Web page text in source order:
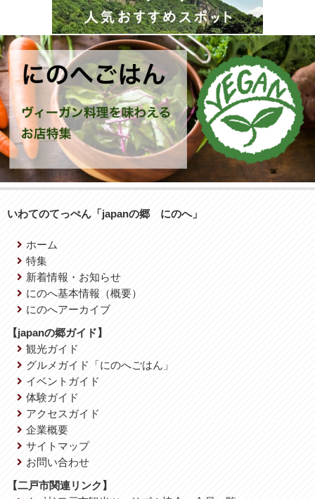
いわてのてっぺん「japanの郷 にのへ」
ホーム
特集
新着情報・お知らせ
にのへ基本情報（概要）
にのへアーカイブ
【japanの郷ガイド】
観光ガイド
グルメガイド「にのへごはん」
イベントガイド
体験ガイド
アクセスガイド
企業概要
サイトマップ
お問い合わせ
【二戸市関連リンク】